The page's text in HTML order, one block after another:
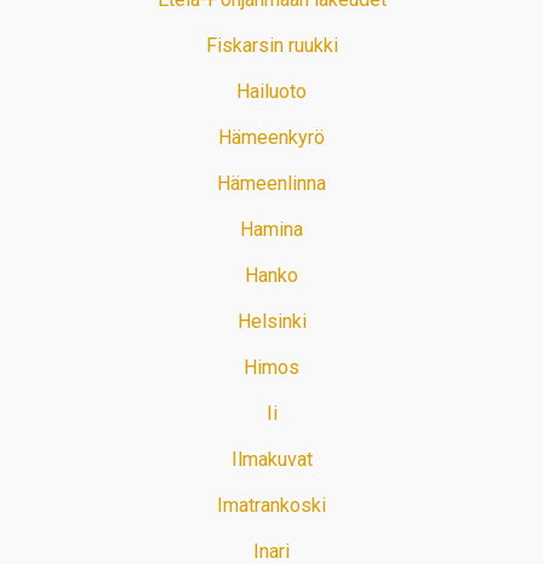
Fiskarsin ruukki
Hailuoto
Hämeenkyrö
Hämeenlinna
Hamina
Hanko
Helsinki
Himos
Ii
Ilmakuvat
Imatrankoski
Inari